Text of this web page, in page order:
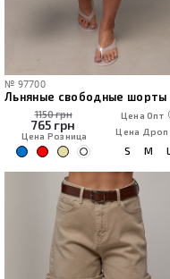
№ 97700
1150 грн
765 грн
Цена Розница
Цена Опт
Цена Дроп
S M L